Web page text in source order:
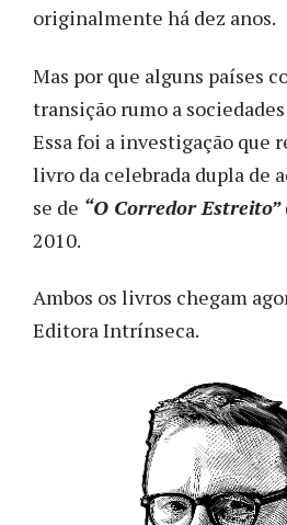
originalmente há dez anos.
Mas por que alguns países
transição rumo a
Essa foi a investigação que
livro da celebrada dupla de
se de “O Corredor Estreito”
2010.
Ambos os livros chegam
Editora Intrínseca.